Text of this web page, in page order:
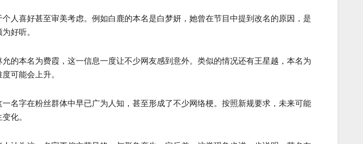
人喜好甚至审美考虑。例如白鹿的本名是白梦妍，她曾在节目中提到改名的原因，是
好听。
的本名为费霞，这一信息一度让不少网友感到意外。类似的情况还有王星越，本名为
可能会上升。
名字在粉丝群体中早已广为人知，甚至形成了不少网络梗。按照新规要求，未来可能
化。